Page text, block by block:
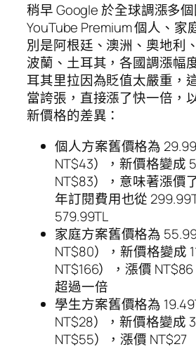
稍早 Google 於全球調漲多
YouTube Premium 個人、家
別是阿根廷、澳洲、奧地利
波蘭、土耳其，各國調漲幅
耳其里拉因為貶值太嚴重，
當誇張，直接漲了快一倍，
新價格的差異：
個人方案舊價格為
NT$43），新價格變成
NT$83），意味著漲價
年訂閱費用也從
579.99TL
家庭方案舊價格為
NT$80），新價格變成
NT$166），漲價
超過一倍
學生方案舊價格為
NT$28），新價格變成
NT$55），漲價 NT$27